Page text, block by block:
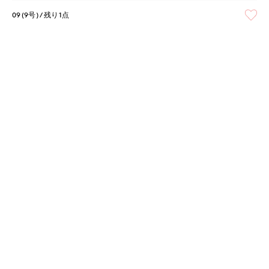
09(9号) 残り1点